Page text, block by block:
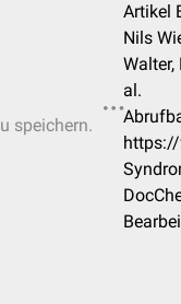
speichern.
Artikel
Nils
Walter,
al.